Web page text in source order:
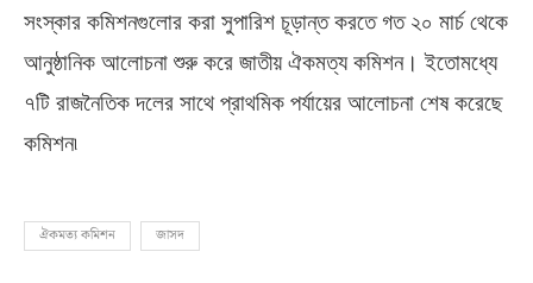
সংস্কার কমিশনগুলোর করা সুপারিশ চূড়ান্ত করতে গত ২০ মার্চ থেকে
আনুষ্ঠানিক আলোচনা শুরু করে জাতীয় ঐকমত্য কমিশন। ইতোমধ্যে
৭টি রাজনৈতিক দলের সাথে প্রাথমিক পর্যায়ের আলোচনা শেষ করেছে
কমিশন৷
ঐকমত্য কমিশন জাসদ